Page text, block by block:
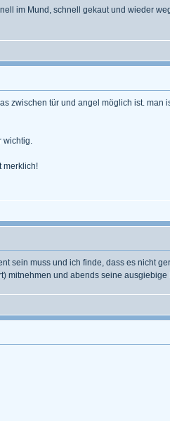
im Mund, schnell gekaut und wieder
zwischen tür und angel möglich ist.
wichtig.
merklich!
sein muss und ich finde, dass es nicht
mitnehmen und abends seine